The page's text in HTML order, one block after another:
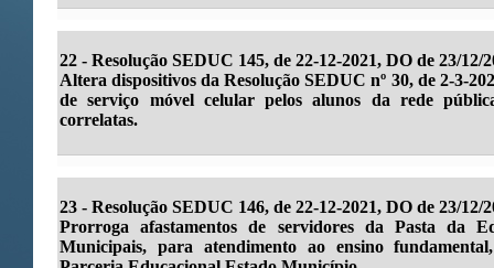
22 - Resolução SEDUC 145, de 22-12-2021, DO de 23/12/
Altera dispositivos da Resolução SEDUC nº 30, de 2-3-
de serviço móvel celular pelos alunos da rede
correlatas.
23 - Resolução SEDUC 146, de 22-12-2021, DO de 23/12/
Prorroga afastamentos de servidores da Pasta da
Municipais, para atendimento ao ensino